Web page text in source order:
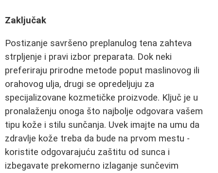
Zaključak
Postizanje savršeno preplanulog tena zahteva
strpljenje i pravi izbor preparata. Dok neki
preferiraju prirodne metode poput maslinovog ili
orahovog ulja, drugi se opredeljuju za
specijalizovane kozmetičke proizvode. Ključ je u
pronalaženju onoga što najbolje odgovara vašem
tipu kože i stilu sunčanja. Uvek imajte na umu da
zdravlje kože treba da bude na prvom mestu -
koristite odgovarajuću zaštitu od sunca i
izbegavate prekomerno izlaganje sunčevim